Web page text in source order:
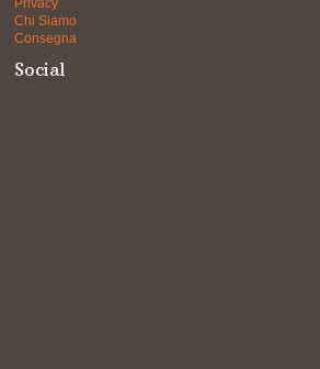
Privacy
Chi Siamo
Consegna
Social